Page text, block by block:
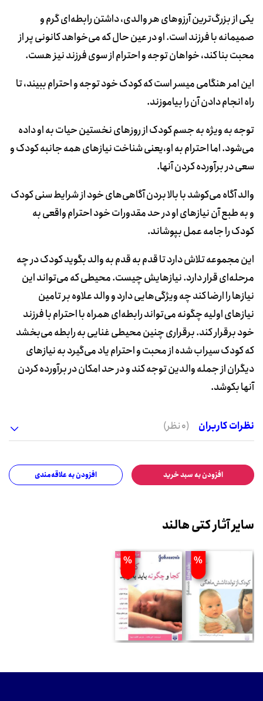
یکی از بزرگ‌ترین آرزوهای هر والدی، داشتن رابطه‌ای گرم و
صمیمانه با فرزند است. او در عین حال که می‌خواهد کانونی پر از
محبت بنا کند، خواهان توجه و احترام از سوی فرزند نیز هست.
این امر هنگامی میسر است که کودک خود توجه و احترام ببیند، تا
راه انجام دادن آن را بیاموزند.
توجه به ویژه به جسم کودک از روزهای نخستین حیات به او داده
می‌شود. اما احترام به او،‌یعنی شناخت نیازهای همه جانبه کودک و
سعی در برآورده کردن آنها.
والد آگاه می‌کوشد با بالا بردن آگاهی‌های خود از شرایط سنی کودک
و به طبع آن نیازهای او در حد مقدورات خود احترام واقعی به
کودک را جامه عمل بپوشاند.
این مجموعه تلاش دارد تا قدم به قدم به والد بگوید کودک در چه
مرحله‌ای قرار دارد. نیازهایش چیست. محیطی که می‌تواند این
نیازها را ارضا کند چه ویژگی‌هایی دارد و والد علاوه بر تامین
نیازهای اولیه چگونه می‌تواند رابطه‌ای همراه با احترام با فرزند
خود برقرار کند. برقراری چنین محیطی غنایی به رابطه می‌بخشد
که کودک سیراب شده از محبت و احترام یاد می‌گیرد به نیازهای
دیگران از جمله والدین توجه کند و در حد امکان در برآورده کردن
آنها بکوشد.
نظرات کاربران (0 نظر)
افزودن به سبد خرید افزودن به علاقه‌مندی
سایر آثار کتی هالند
%
%